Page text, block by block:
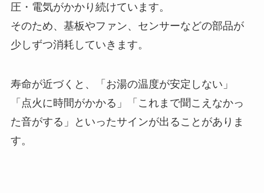
圧・電気がかかり続けています。
そのため、基板やファン、センサーなどの部品が
少しずつ消耗していきます。
寿命が近づくと、「お湯の温度が安定しない」
「点火に時間がかかる」「これまで聞こえなかっ
た音がする」といったサインが出ることがありま
す。